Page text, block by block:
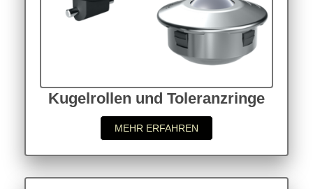
Kugelrollen und Toleranzringe
MEHR ERFAHREN